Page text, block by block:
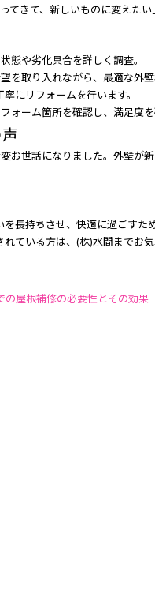
てきて、新しいものに変えたい
態や劣化具合を詳しく調査。
望を取り入れながら、最適な外壁
にリフォームを行います。
ォーム箇所を確認し、満足度を
変お世話になりました。外壁が
長持ちさせ、快適に過ごす
ている方は、(株)水間までお気
の屋根補修の必要性とその効果